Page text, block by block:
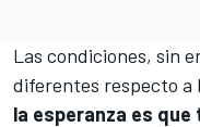
Las condiciones, sin
diferentes respecto a
la esperanza es